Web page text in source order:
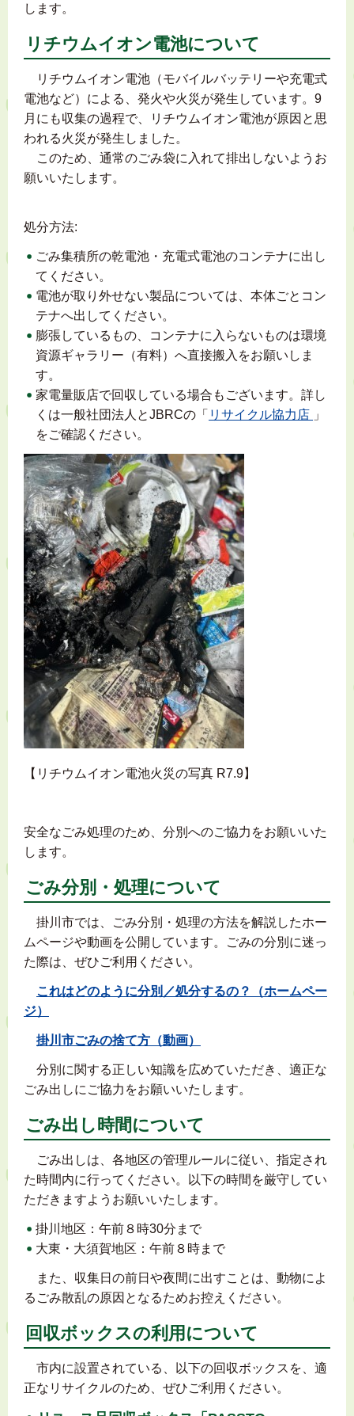
します。
リチウムイオン電池について
リチウムイオン電池（モバイルバッテリーや充電式
電池など）による、発火や火災が発生しています。9
月にも収集の過程で、リチウムイオン電池が原因と思
われる火災が発生しました。
このため、通常のごみ袋に入れて排出しないようお
願いいたします。
処分方法:
ごみ集積所の乾電池・充電式電池のコンテナに出し
てください。
電池が取り外せない製品については、本体ごとコン
テナへ出してください。
膨張しているもの、コンテナに入らないものは環境
資源ギャラリー（有料）へ直接搬入をお願いしま
す。
家電量販店で回収している場合もございます。詳し
くは一般社団法人とJBRCの「 リサイクル協力店 」
をご確認ください。
【リチウムイオン電池火災の写真 R7.9】
安全なごみ処理のため、分別へのご協力をお願いいた
します。
ごみ分別・処理について
掛川市では、ごみ分別・処理の方法を解説したホー
ムページや動画を公開しています。ごみの分別に迷っ
た際は、ぜひご利用ください。
これはどのように分別／処分するの？（ホームペー
ジ）
掛川市ごみの捨て方（動画）
分別に関する正しい知識を広めていただき、適正な
ごみ出しにご協力をお願いいたします。
ごみ出し時間について
ごみ出しは、各地区の管理ルールに従い、指定され
た時間内に行ってください。以下の時間を厳守してい
ただきますようお願いいたします。
掛川地区：午前８時30分まで
大東・大須賀地区：午前８時まで
また、収集日の前日や夜間に出すことは、動物によ
るごみ散乱の原因となるためお控えください。
回収ボックスの利用について
市内に設置されている、以下の回収ボックスを、適
正なリサイクルのため、ぜひご利用ください。